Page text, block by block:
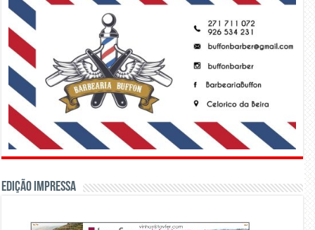
Edição Impressa